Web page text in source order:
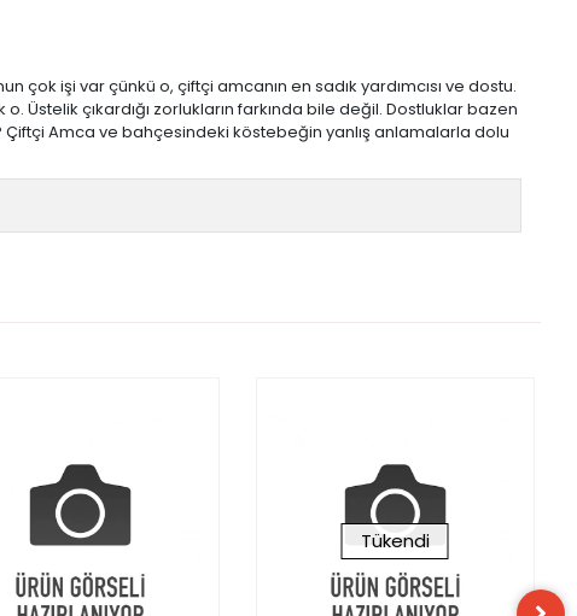
işi var çünkü o, çiftçi amcanın en sadık yardımcısı ve dostu.
Üstelik çıkardığı zorlukların farkında bile değil. Dostluklar bazen
Amca ve bahçesindeki köstebeğin yanlış anlamalarla dolu
Tükendi